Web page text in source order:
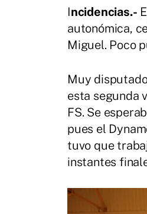
Incidencias.-
autonómica,
Miguel. Poco
Muy
esta segunda
FS. Se
pues el
tuvo que
instantes